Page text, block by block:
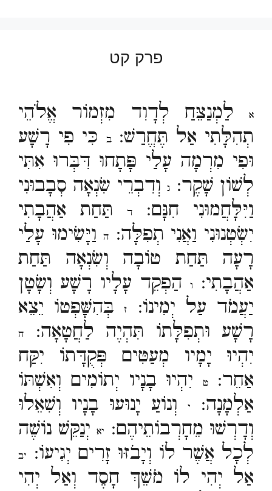
פרק קט
א
לַמְנַצֵּחַ לְדָוִד מִזְמוֹר אֱלֹהֵי
תְהִלָּתִי אַל תֶּחֱרַשׁ:ב
כִּי פִי רָשָׁע
וּפִי מִרְמָה עָלַי פָּתָחוּ דִּבְּרוּ אִתִּי
לְשׁוֹן שָׁקֶר: גוְדִבְרֵי שִׂנְאָה סְבָבוּנִי
וַיִּלָּחֲמוּנִי חִנָּם:
ד
תַּחַת אַהֲבָתִי
יִשְׂטְנוּנִי וַאֲנִי תְפִלָּה:
הוַיָּשִׂימוּ עָלַי
רָעָה תַּחַת טוֹבָה וְשִׂנְאָה תַּחַת
אַהֲבָתִי:
ו
הַפְקֵד עָלָיו רָשָׁע וְשָׂטָן
יַעֲמֹד עַל יְמִינוֹ:
זבְּהִשָּׁפְטוֹ יֵצֵא
רָשָׁע וּתְפִלָּתוֹ תִּהְיֶה לַחֲטָאָה:
ח
יִהְיוּ יָמָיו מְעַטִּים פְּקֻדָּתוֹ יִקַּח
אַחֵר:ט
יִהְיוּ בָנָיו יְתוֹמִים וְאִשְׁתּוֹ
אַלְמָנָה:
י
וְנוֹעַ יָנוּעוּ בָנָיו וְשִׁאֵלוּ
וְדָרְשׁוּ מֵחָרְבוֹתֵיהֶם:
יא יְנַקֵּשׁ נוֹשֶׁה
לְכָל אֲשֶׁר לוֹ וְיָבֹזּוּ זָרִים יְגִיעוֹ:
יב
אַל יְהִי לוֹ מֹשֵׁךְ חָסֶד וְאַל יְהִי